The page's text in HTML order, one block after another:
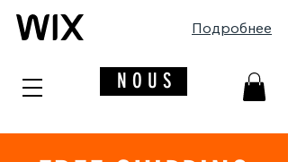
Подробнее